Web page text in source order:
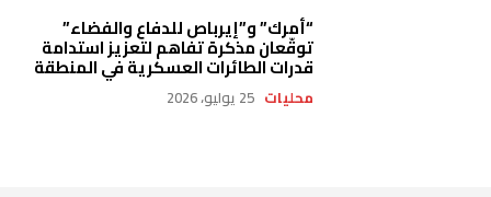
“أمرك” و”إيرباص للدفاع والفضاء”
توقّعان مذكرة تفاهم لتعزيز استدامة
قدرات الطائرات العسكرية في المنطقة
محليات 25 يوليو، 2026